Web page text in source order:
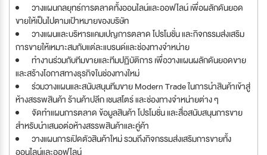
วางแผนกลยุทธ์การตลาดทั้งออนไลน์และออฟไลน์ เพื่อผลักดันยอด
ขายให้เป็นไปตามเป้าหมายของบริษัท
วางแผนและบริหารแคมเปญการตลาด โปรโมชั่น และกิจกรรมส่งเสริม
การขายให้เหมาะสมกับแต่ละแบรนด์และช่องทางจำหน่าย
ทำงานร่วมกับทีมขายและทีมปฏิบัติการ เพื่อวางแผนผลักดันยอดขาย
และสร้างโอกาสทางธุรกิจในช่องทางใหม่
ร่วมวางแผนและสนับสนุนทีมขาย Modern Trade ในการนำสินค้าเข้าสู่
ห้างสรรพสินค้า ร้านค้าปลีก เชนสโตร์ และช่องทางจำหน่ายต่าง ๆ
จัดทำแผนการตลาด ข้อมูลสินค้า โปรโมชั่น และสื่อสนับสนุนการขาย
สำหรับนำเสนอต่อห้างสรรพสินค้าและคู่ค้า
วางแผนการเปิดตัวสินค้าใหม่ รวมถึงกิจกรรมส่งเสริมการขายทั้ง
ออนไลน์และออฟไลน์